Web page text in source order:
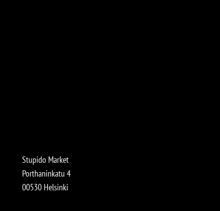
Stupido Market
Porthaninkatu 4
00530 Helsinki